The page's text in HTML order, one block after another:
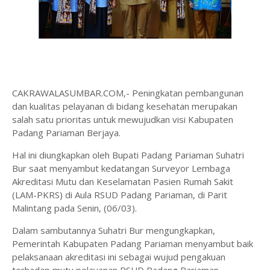
CAKRAWALASUMBAR.COM,- Peningkatan pembangunan
dan kualitas pelayanan di bidang kesehatan merupakan
salah satu prioritas untuk mewujudkan visi Kabupaten
Padang Pariaman Berjaya.
Hal ini diungkapkan oleh Bupati Padang Pariaman Suhatri
Bur saat menyambut kedatangan Surveyor Lembaga
Akreditasi Mutu dan Keselamatan Pasien Rumah Sakit
(LAM-PKRS) di Aula RSUD Padang Pariaman, di Parit
Malintang pada Senin, (06/03).
Dalam sambutannya Suhatri Bur mengungkapkan,
Pemerintah Kabupaten Padang Pariaman menyambut baik
pelaksanaan akreditasi ini sebagai wujud pengakuan